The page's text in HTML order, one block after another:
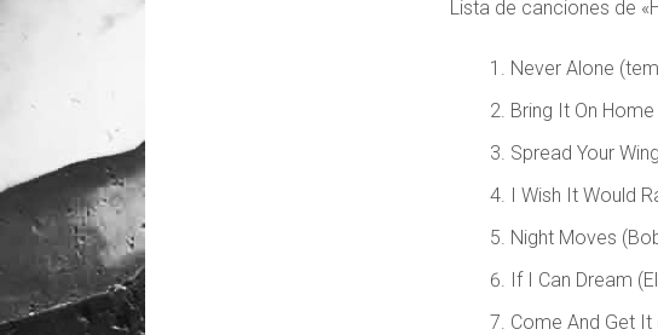
Lista de canciones de
Never Alone
Bring It On
Spread Your
I Wish It Would
Night Moves
If I Can Dream
Come And Get It